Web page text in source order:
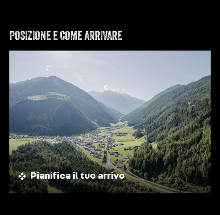
POSIZIONE E COME ARRIVARE
Pianifica il tuo arrivo